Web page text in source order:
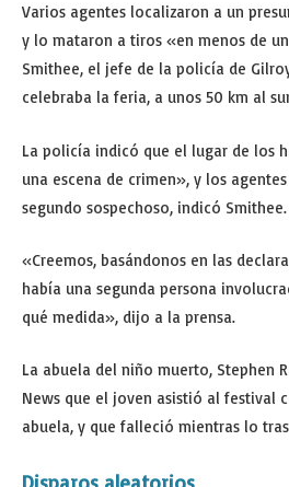
Varios agentes localizaron a un
y lo mataron a tiros «en menos de
Smithee, el jefe de la policía de
celebraba la feria, a unos 50 km al
La policía indicó que el lugar de los
una escena de crimen», y los
segundo sospechoso, indicó Smithee.
«Creemos, basándonos en las
había una segunda persona
qué medida», dijo a la prensa.
La abuela del niño muerto, Stephen
News que el joven asistió al festival
abuela, y que falleció mientras lo